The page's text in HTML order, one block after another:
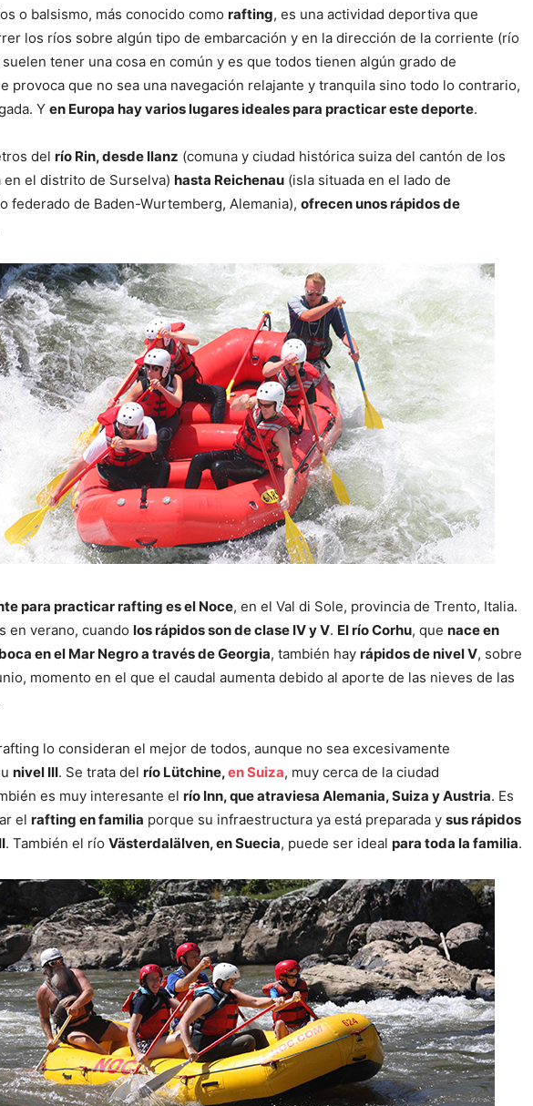
o balsismo, más conocido como rafting, es una actividad deportiva que
los ríos sobre algún tipo de embarcación y en la dirección de la corriente (río
tener una cosa en común y es que todos tienen algún grado de
provoca que no sea una navegación relajante y tranquila sino todo lo contrario,
Y en Europa hay varios lugares ideales para practicar este deporte.
del río Rin, desde Ilanz (comuna y ciudad histórica suiza del cantón de los
en el distrito de Surselva) hasta Reichenau (isla situada en el lado de
federado de Baden-Wurtemberg, Alemania), ofrecen unos rápidos de
para practicar rafting es el Noce, en el Val di Sole, provincia de Trento, Italia.
en verano, cuando los rápidos son de clase IV y V. El río Corhu, que nace en
en el Mar Negro a través de Georgia, también hay rápidos de nivel V, sobre
momento en el que el caudal aumenta debido al aporte de las nieves de las
lo consideran el mejor de todos, aunque no sea excesivamente
nivel III. Se trata del río Lütchine,en Suiza, muy cerca de la ciudad
es muy interesante el río Inn, que atraviesa Alemania, Suiza y Austria. Es
el rafting en familia porque su infraestructura ya está preparada y sus rápidos
. También el río Västerdalälven, en Suecia, puede ser ideal para toda la familia.